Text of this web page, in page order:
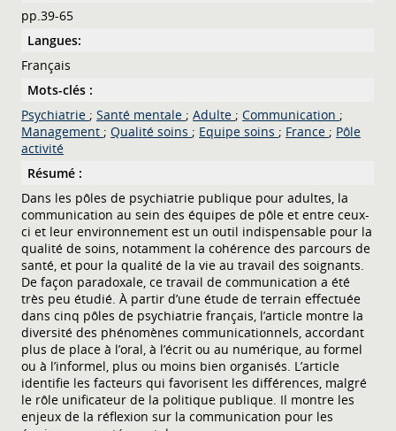
pp.39-65
Langues:
Français
Mots-clés :
Psychiatrie ; Santé mentale ; Adulte ; Communication ;
Management ; Qualité soins ; Equipe soins ; France ; Pôle
activité
Résumé :
Dans les pôles de psychiatrie publique pour adultes, la
communication au sein des équipes de pôle et entre ceux-
ci et leur environnement est un outil indispensable pour la
qualité de soins, notamment la cohérence des parcours de
santé, et pour la qualité de la vie au travail des soignants.
De façon paradoxale, ce travail de communication a été
très peu étudié. À partir d’une étude de terrain effectuée
dans cinq pôles de psychiatrie français, l’article montre la
diversité des phénomènes communicationnels, accordant
plus de place à l’oral, à l’écrit ou au numérique, au formel
ou à l’informel, plus ou moins bien organisés. L’article
identifie les facteurs qui favorisent les différences, malgré
le rôle unificateur de la politique publique. Il montre les
enjeux de la réflexion sur la communication pour les